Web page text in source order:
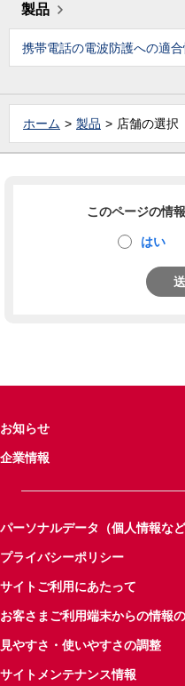
製品
携帯電話の電波防護への適
ホーム 製品 店舗の選択
このページの情
はい
お知らせ
企業情報
パーソナルデータ（個人情報な
プライバシーポリシー
サイトご利用にあたって
お客さまご利用端末からの情報
見やすさ・使いやすさの調整
サイトメンテナンス情報